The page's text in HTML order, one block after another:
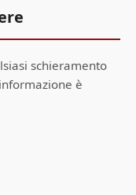
schieramento
è